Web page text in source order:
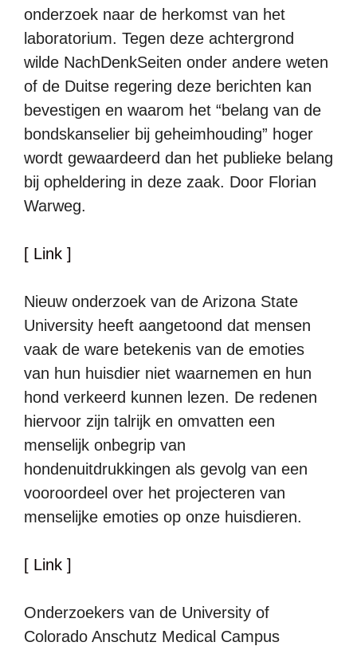
onderzoek naar de herkomst van het
laboratorium. Tegen deze achtergrond
wilde NachDenkSeiten onder andere weten
of de Duitse regering deze berichten kan
bevestigen en waarom het “belang van de
bondskanselier bij geheimhouding” hoger
wordt gewaardeerd dan het publieke belang
bij opheldering in deze zaak. Door Florian
Warweg.
[ Link ]
Nieuw onderzoek van de Arizona State
University heeft aangetoond dat mensen
vaak de ware betekenis van de emoties
van hun huisdier niet waarnemen en hun
hond verkeerd kunnen lezen. De redenen
hiervoor zijn talrijk en omvatten een
menselijk onbegrip van
hondenuitdrukkingen als gevolg van een
vooroordeel over het projecteren van
menselijke emoties op onze huisdieren.
[ Link ]
Onderzoekers van de University of
Colorado Anschutz Medical Campus